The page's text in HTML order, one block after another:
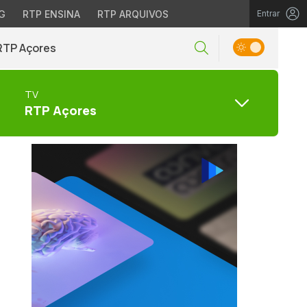
RTP ENSINA RTP ARQUIVOS Entrar
Açores
TV
RTP Açores